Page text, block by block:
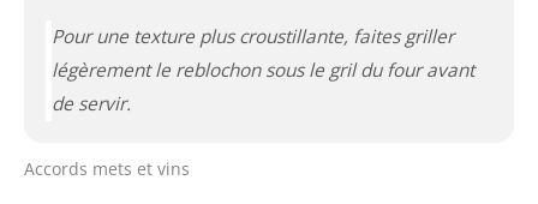
Pour une texture plus croustillante, faites griller
légèrement le reblochon sous le gril du four avant
de servir.
Accords mets et vins